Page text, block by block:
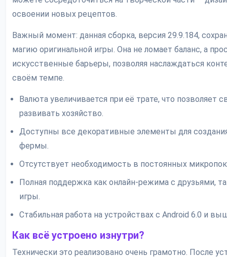
освоении новых рецептов.
Важный момент: данная сборка, версия 29.9.184,
магию оригинальной игры. Она не ломает баланс, а
искусственные барьеры, позволяя наслаждаться
своём темпе.
Валюта увеличивается при её трате, что позволяет
развивать хозяйство.
Доступны все декоративные элементы для
фермы.
Отсутствует необходимость в постоянных
Полная поддержка как онлайн-режима с друзьями,
игры.
Стабильная работа на устройствах с Android 6.0 и
Как всё устроено изнутри?
Технически это реализовано очень грамотно. После